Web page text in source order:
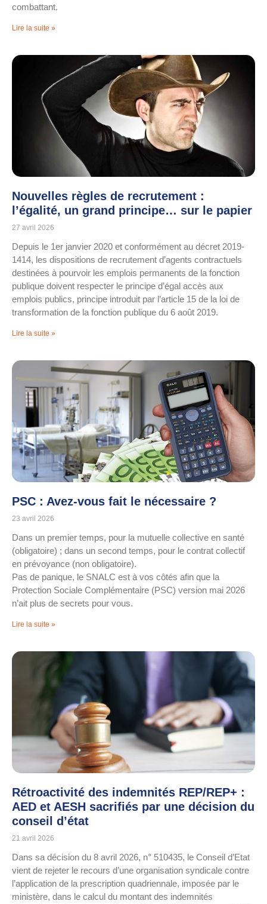
combattant.
Lire la suite »
Nouvelles règles de recrutement :
l’égalité, un grand principe… sur le papier
27 avril 2026
Depuis le 1er janvier 2020 et conformément au décret 2019-
1414, les dispositions de recrutement d’agents contractuels
destinées à pourvoir les emplois permanents de la fonction
publique doivent respecter le principe d’égal accès aux
emplois publics, principe introduit par l’article 15 de la loi de
transformation de la fonction publique du 6 août 2019.
Lire la suite »
PSC : Avez-vous fait le nécessaire ?
23 avril 2026
Dans un premier temps, pour la mutuelle collective en santé
(obligatoire) ; dans un second temps, pour le contrat collectif
en prévoyance (non obligatoire).
Pas de panique, le SNALC est à vos côtés afin que la
Protection Sociale Complémentaire (PSC) version mai 2026
n’ait plus de secrets pour vous.
Lire la suite »
Rétroactivité des indemnités REP/REP+ :
AED et AESH sacrifiés par une décision du
conseil d’état
21 avril 2026
Dans sa décision du 8 avril 2026, n° 510435, le Conseil d’Etat
vient de rejeter le recours d’une organisation syndicale contre
l’application de la prescription quadriennale, imposée par le
ministère, dans le calcul du montant des indemnités